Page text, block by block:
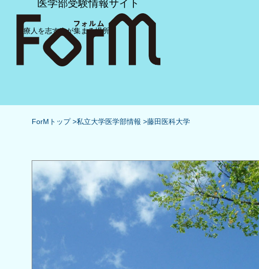
医療人を志す人が集まる場所
医学部受験情報サイト
ForMトップ 私立大学医学部情報 藤田医科大学